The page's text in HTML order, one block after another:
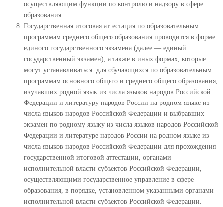
осуществляющим функции по контролю и надзору в сфере
образования.
Государственная итоговая аттестация по образовательным
программам среднего общего образования проводится в форме
единого государственного экзамена (далее — единый
государственный экзамен), а также в иных формах, которые
могут устанавливаться: для обучающихся по образовательным
программам основного общего и среднего общего образования,
изучавших родной язык из числа языков народов Российской
Федерации и литературу народов России на родном языке из
числа языков народов Российской Федерации и выбравших
экзамен по родному языку из числа языков народов Российской
Федерации и литературе народов России на родном языке из
числа языков народов Российской Федерации для прохождения
государственной итоговой аттестации, органами
исполнительной власти субъектов Российской Федерации,
осуществляющими государственное управление в сфере
образования, в порядке, установленном указанными органами
исполнительной власти субъектов Российской Федерации.